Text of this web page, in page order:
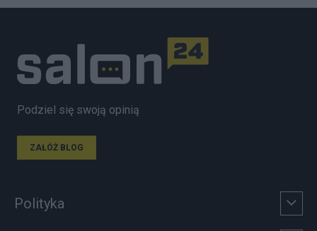
Podziel się swoją opinią
ZAŁÓŻ BLOG
Polityka